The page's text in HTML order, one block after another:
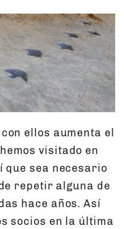
ellos aumenta el
visitado en
que sea necesario
repetir alguna de
hace años. Así
socios en la última